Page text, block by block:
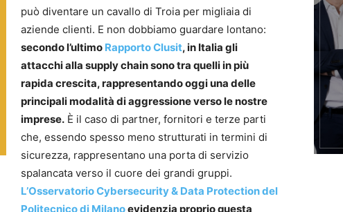
può diventare un cavallo di Troia per migliaia di
aziende clienti. E non dobbiamo guardare lontano:
secondo l’ultimo Rapporto Clusit, in Italia gli
attacchi alla supply chain sono tra quelli in più
rapida crescita, rappresentando oggi una delle
principali modalità di aggressione verso le nostre
imprese. È il caso di partner, fornitori e terze parti
che, essendo spesso meno strutturati in termini di
sicurezza, rappresentano una porta di servizio
spalancata verso il cuore dei grandi gruppi.
L’Osservatorio Cybersecurity & Data Protection del
Politecnico di Milanoevidenzia proprio questa